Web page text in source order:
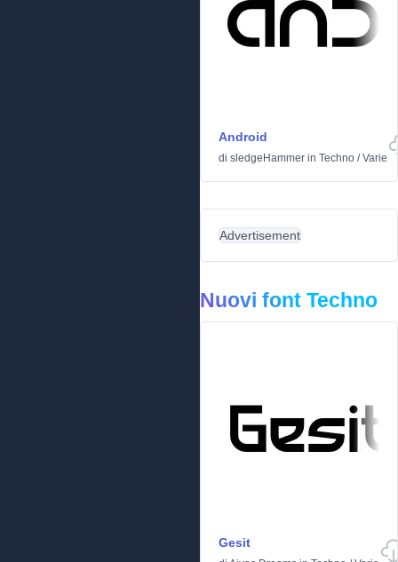
Android
di sledgeHammer in Techno /Varie
Advertisement
Nuovi font Techno
Gesit